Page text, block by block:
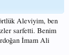
Aleviyim, ben
sarfetti. Benim
İmam Ali